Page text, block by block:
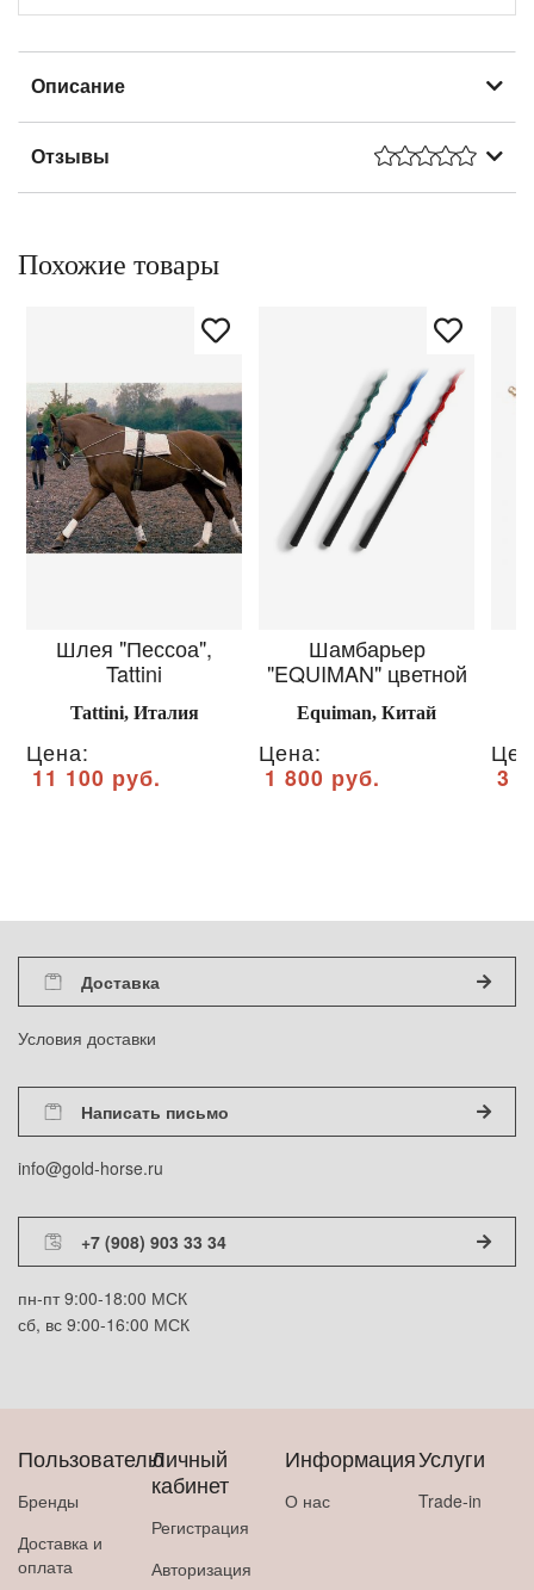
Описание
Отзывы
Похожие товары
Шлея "Пессоа",
Tattini
Tattini, Италия
Цена:
11 100 руб.
Шамбарьер
"EQUIMAN" цветной
Equiman, Китай
Цена:
1 800 руб.
3
Доставка
Условия доставки
Написать письмо
info@gold-horse.ru
+7 (908) 903 33 34
пн-пт 9:00-18:00 МСК
сб, вс 9:00-16:00 МСК
Пользователю
Бренды
Доставка и
оплата
Личный
кабинет
Регистрация
Авторизация
Информация
О нас
Услуги
Trade-in